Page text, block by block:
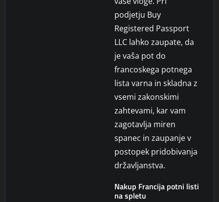
podjetju Buy
Registered Passport
LLC lahko zaupate, da
je vaša pot do
francoskega potnega
lista varna in skladna z
vsemi zakonskimi
zahtevami, kar vam
zagotavlja miren
spanec in zaupanje v
postopek pridobivanja
državljanstva.
Nakup Francija potni listi
na spletu